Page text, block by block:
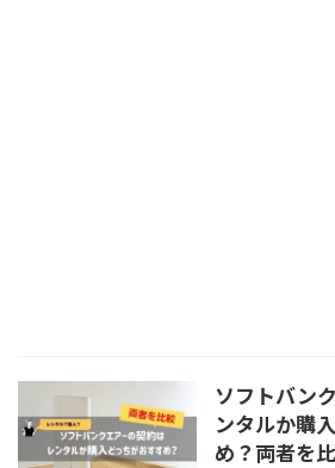
ソフトバン
ンタルか購
め？両者を